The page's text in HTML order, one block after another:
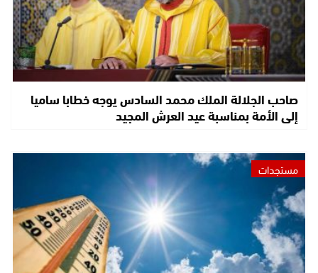
صاحب الجلالة الملك محمد السادس يوجه خطابا ساميا
إلى الأمة بمناسبة عيد العرش المجيد
مستجدات